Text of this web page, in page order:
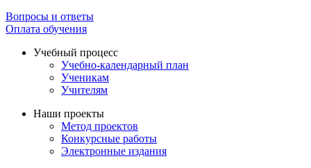
Вопросы и ответы
Оплата обучения
Учебный процесс
Учебно-календарный план
Ученикам
Учителям
Наши проекты
Метод проектов
Конкурсные работы
Электронные издания